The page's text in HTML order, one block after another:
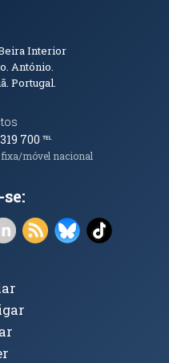
Interior
António.
Portugal.
700℡
móvel nacional
janela)
janela)em nova janela)
(abre em nova janela)
LinkedIn (abre em nova
RSS (abre em nova
Bluesky (abre
TikTok